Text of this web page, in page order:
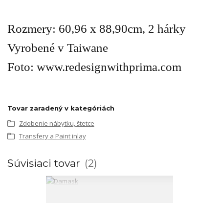
Rozmery: 60,96 x 88,90cm, 2 hárky
Vyrobené v Taiwane
Foto: www.redesignwithprima.com
Tovar zaradený v kategóriách
Zdobenie nábytku, štetce
Transfery a Paint inlay
Súvisiaci tovar 2